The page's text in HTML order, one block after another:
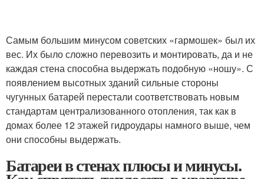
Самым большим минусом советских «гармошек» был их
вес. Их было сложно перевозить и монтировать, да и не
каждая стена способна выдержать подобную «ношу». С
появлением высотных зданий сильные стороны
чугунных батарей перестали соответствовать новым
стандартам централизованного отопления, так как в
домах более 12 этажей гидроудары намного выше, чем
они способны выдержать.
Батареи в стенах плюсы и минусы.